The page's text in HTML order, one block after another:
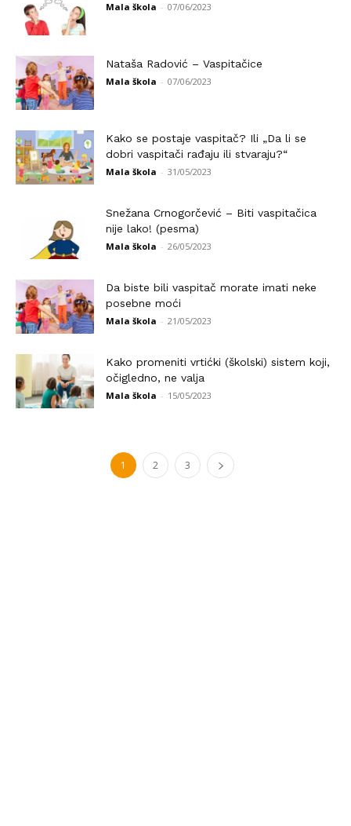
Mala škola - 07/06/2023
Nataša Radović – Vaspitačice
Mala škola - 07/06/2023
Kako se postaje vaspitač? Ili „Da li se
dobri vaspitači rađaju ili stvaraju?“
Mala škola - 31/05/2023
Snežana Crnogorčević – Biti vaspitačica
nije lako! (pesma)
Mala škola - 26/05/2023
Da biste bili vaspitač morate imati neke
posebne moći
Mala škola - 21/05/2023
Kako promeniti vrtićki (školski) sistem koji,
očigledno, ne valja
Mala škola - 15/05/2023
1 2 3